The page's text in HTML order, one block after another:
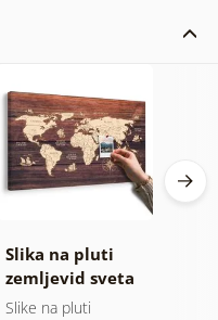
Slika na pluti
zemljevid sveta
na lesu
Slike na pluti